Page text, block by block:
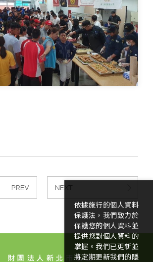
PREV NEXT
依據施行的個人資料
保護法，我們致力於
保護您的個人資料並
提供您對個人資料的
掌握。我們已更新並
將定期更新我們的隱